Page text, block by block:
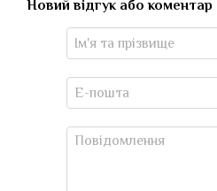
Новий відгук або коментар